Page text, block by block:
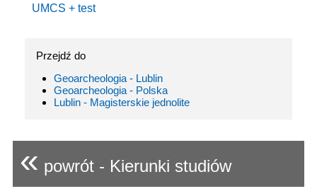
UMCS + test
Przejdź do
Geoarcheologia - Lublin
Geoarcheologia - Polska
Lublin - Magisterskie jednolite
« powrót - Kierunki studiów